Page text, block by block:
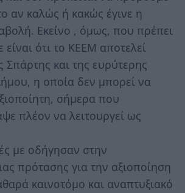
αν καλώς ή κακώς έγινε η
Εκείνο , όμως, που πρέπει
είναι ότι το ΚΕΕΜ αποτελεί
Σπάρτης και της ευρύτερης
η οποία δεν μπορεί να
σήμερα που
πλέον να λειτουργεί ως
με οδήγησαν στην
πρότασης για την αξιοποίηση
καινοτόμο και αναπτυξιακό